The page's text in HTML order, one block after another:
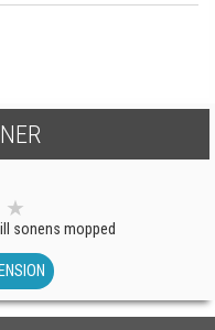
★
sonens mopped